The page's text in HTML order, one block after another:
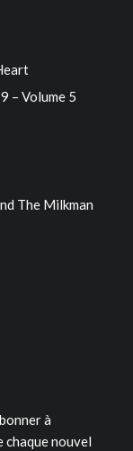
– Volume 5
The Milkman
à
nouvel